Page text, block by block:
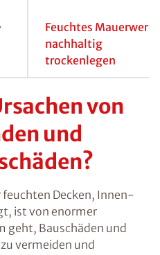
innen trockenlegen
und abdichten
Feuchte Außenwand
Feuchtes Mauerwerk
nachhaltig
trockenlegen